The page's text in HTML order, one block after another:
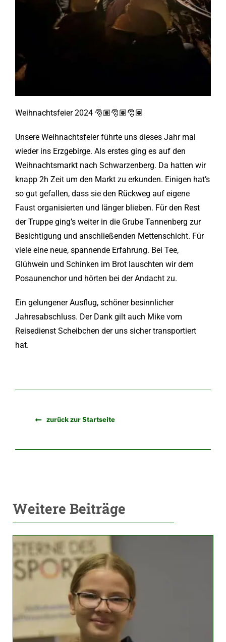
Weihnachtsfeier 2024 🎅🏽🎅🏽🎅🏽
Unsere Weihnachtsfeier führte uns dieses Jahr mal
wieder ins Erzgebirge. Als erstes ging es auf den
Weihnachtsmarkt nach Schwarzenberg. Da hatten wir
knapp 2h Zeit um den Markt zu erkunden. Einigen hat’s
so gut gefallen, dass sie den Rückweg auf eigene
Faust organisierten und länger blieben. Für den Rest
der Truppe ging’s weiter in die Grube Tannenberg zur
Besichtigung und anschließenden Mettenschicht. Für
viele eine neue, spannende Erfahrung. Bei Tee,
Glühwein und Schinken im Brot lauschten wir dem
Posaunenchor und hörten bei der Andacht zu.
Ein gelungener Ausflug, schöner besinnlicher
Jahresabschluss. Der Dank gilt auch Mike vom
Reisedienst Scheibchen der uns sicher transportiert
hat.
zurück zur Startseite
Weitere Beiträge